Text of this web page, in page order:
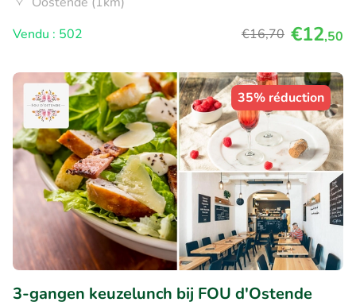
Vendu : 502
€16,70 €12,50
35% réduction
3-gangen keuzelunch bij FOU d'Ostende